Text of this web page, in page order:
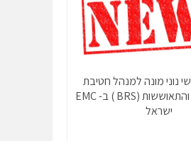
02/03/10 שי נוני מונה למנהל חטיבת
פתרונות גיבוי והתאוששות (BRS ) ב- EMC
ישראל